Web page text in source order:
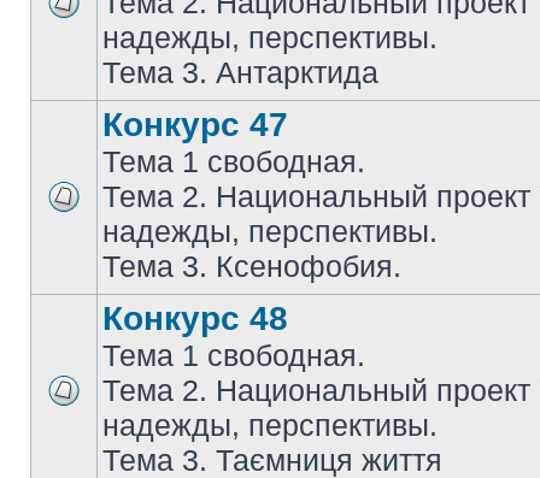
надежды, перспективы.
Тема 3. Антарктида
Конкурс 47
Тема 1 свободная.
Тема 2. Национальный
надежды, перспективы.
Тема 3. Ксенофобия.
Конкурс 48
Тема 1 свободная.
Тема 2. Национальный
надежды, перспективы.
Тема 3. Таємниця життя